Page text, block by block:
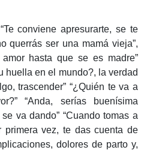
conviene apresurarte, se te
querrás ser una mamá vieja”,
hasta que se es madre”
huella en el mundo?, la verdad
trascender” “¿Quién te va a
“Anda, serías buenísima
va dando” “Cuando tomas a
vez, te das cuenta de
dolores de parto y,